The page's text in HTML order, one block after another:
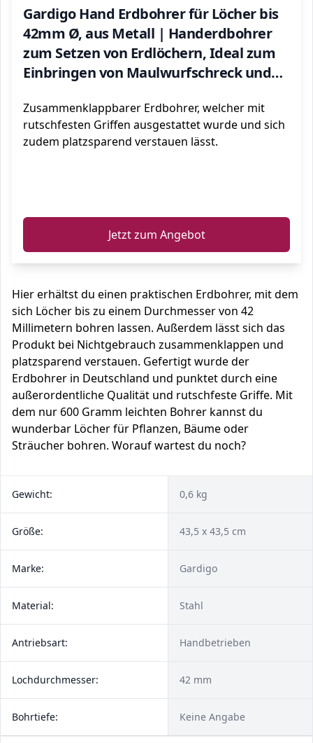
Gardigo Hand Erdbohrer für Löcher bis
42mm Ø, aus Metall | Handerdbohrer
zum Setzen von Erdlöchern, Ideal zum
Einbringen von Maulwurfschreck und
Zusammenklappbarer Erdbohrer, welcher mit
rutschfesten Griffen ausgestattet wurde und sich
zudem platzsparend verstauen lässt.
Jetzt zum Angebot
Hier erhältst du einen praktischen Erdbohrer, mit dem
sich Löcher bis zu einem Durchmesser von 42
Millimetern bohren lassen. Außerdem lässt sich das
Produkt bei Nichtgebrauch zusammenklappen und
platzsparend verstauen. Gefertigt wurde der
Erdbohrer in Deutschland und punktet durch eine
außerordentliche Qualität und rutschfeste Griffe. Mit
dem nur 600 Gramm leichten Bohrer kannst du
wunderbar Löcher für Pflanzen, Bäume oder
Sträucher bohren. Worauf wartest du noch?
Gewicht: 0,6 kg
Größe: 43,5 x 43,5 cm
Marke: Gardigo
Material: Stahl
Antriebsart: Handbetrieben
Lochdurchmesser: 42 mm
Bohrtiefe: Keine Angabe